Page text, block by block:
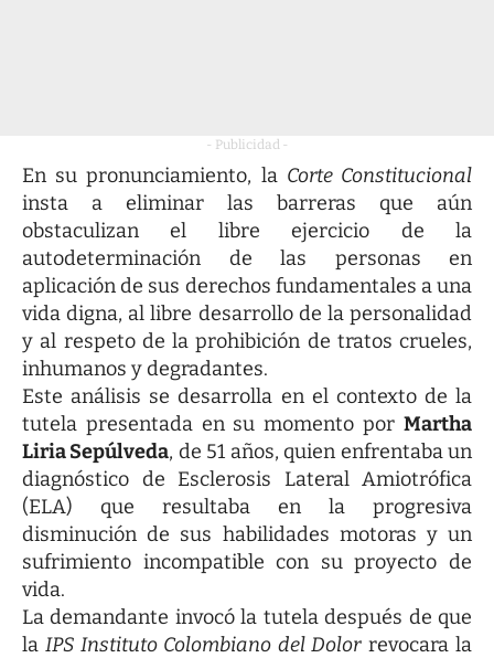
- Publicidad -
En su pronunciamiento, la Corte Constitucional
insta a eliminar las barreras que aún
obstaculizan el libre ejercicio de la
autodeterminación de las personas en
aplicación de sus derechos fundamentales a una
vida digna, al libre desarrollo de la personalidad
y al respeto de la prohibición de tratos crueles,
inhumanos y degradantes.
Este análisis se desarrolla en el contexto de la
tutela presentada en su momento por Martha
Liria Sepúlveda, de 51 años, quien enfrentaba un
diagnóstico de Esclerosis Lateral Amiotrófica
(ELA) que resultaba en la progresiva
disminución de sus habilidades motoras y un
sufrimiento incompatible con su proyecto de
vida.
La demandante invocó la tutela después de que
laIPS Instituto Colombiano del Dolorrevocara la